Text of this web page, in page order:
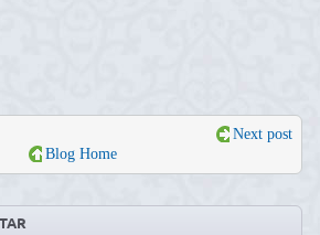
Next post
Blog Home